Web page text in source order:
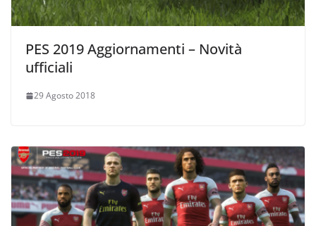
PES 2019 Aggiornamenti – Novità
ufficiali
29 Agosto 2018